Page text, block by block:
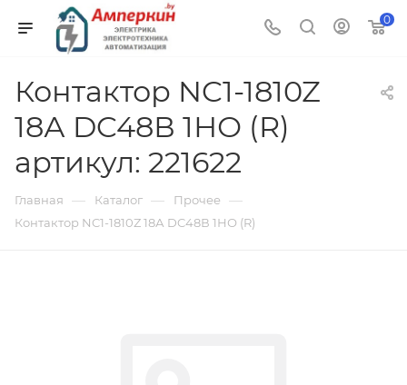
0
Контактор NC1-1810Z
18А DC48В 1НО (R)
артикул: 221622
Главная — Каталог — Прочее —
Контактор NC1-1810Z 18А DC48В 1НО (R)